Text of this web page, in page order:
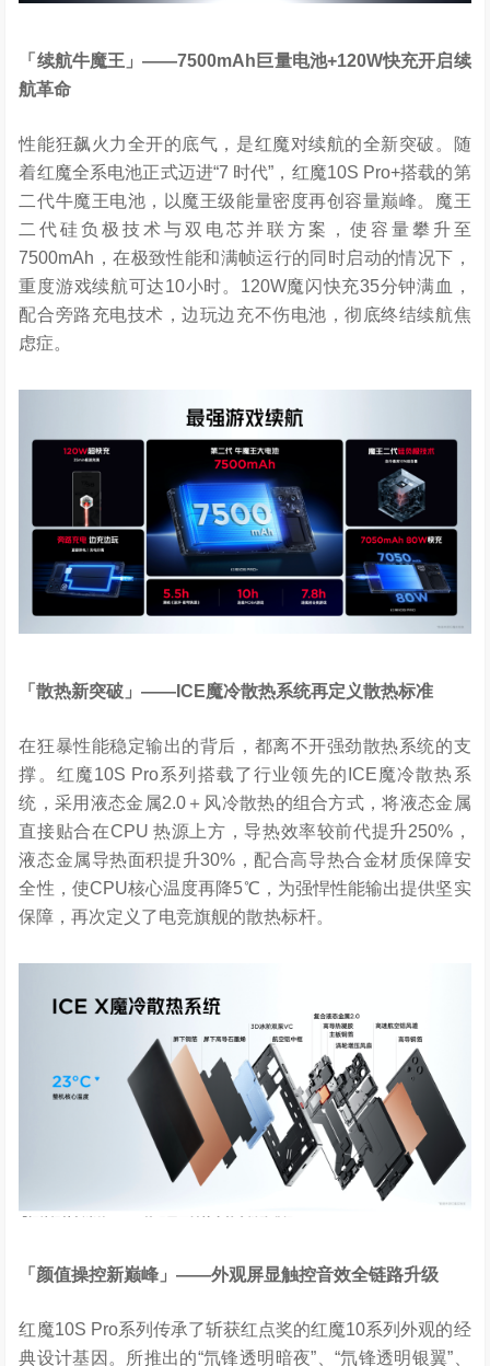
「续航牛魔王」——7500mAh 巨量电池+120W快充开启续
航革命
性能狂飙火力全开的底气，是红魔对续航的全新突破。随
着红魔全系电池正式迈进“7 时代”，红魔10S Pro+搭载的第
二代牛魔王电池，以魔王级能量密度再创容量巅峰。魔王
二代硅负极技术与双电芯并联方案，使容量攀升至
7500mAh，在极致性能和满帧运行的同时启动的情况下，
重度游戏续航可达10小时。120W魔闪快充35分钟满血，
配合旁路充电技术，边玩边充不伤电池，彻底终结续航焦
虑症。
「散热新突破」——ICE魔冷散热系统再定义散热标准
在狂暴性能稳定输出的背后，都离不开强劲散热系统的支
撑。红魔10S Pro系列搭载了行业领先的ICE魔冷散热系
统，采用液态金属2.0＋风冷散热的组合方式，将液态金属
直接贴合在CPU 热源上方，导热效率较前代提升250%，
液态金属导热面积提升30%，配合高导热合金材质保障安
全性，使CPU核心温度再降5℃，为强悍性能输出提供坚实
保障，再次定义了电竞旗舰的散热标杆。
「颜值操控新巅峰」——外观屏显触控音效全链路升级
红魔10S Pro系列传承了斩获红点奖的红魔10系列外观的经
典设计基因。所推出的“氘锋透明暗夜”、“氘锋透明银翼”、